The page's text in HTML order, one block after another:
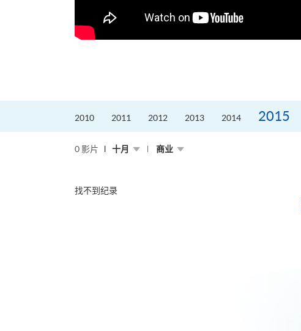
2010 2011 2012 2013 2014 2015
0 影片 十月 商业
找不到纪录